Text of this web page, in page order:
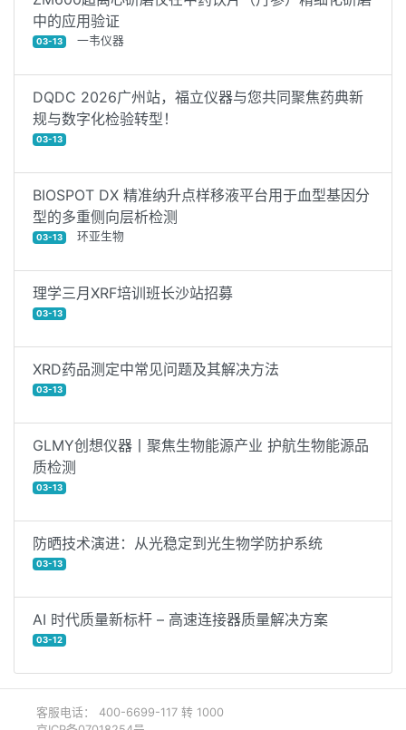
中的应用验证
03-13 一韦仪器
DQDC 2026广州站，福立仪器与您共同聚焦药典新
规与数字化检验转型！
03-13
BIOSPOT DX 精准纳升点样移液平台用于血型基因分
型的多重侧向层析检测
03-13 环亚生物
理学三月XRF培训班长沙站招募
03-13
XRD药品测定中常见问题及其解决方法
03-13
GLMY创想仪器丨聚焦生物能源产业 护航生物能源品
质检测
03-13
防晒技术演进：从光稳定到光生物学防护系统
03-13
AI 时代质量新标杆 – 高速连接器质量解决方案
03-12
客服电话： 400-6699-117 转 1000